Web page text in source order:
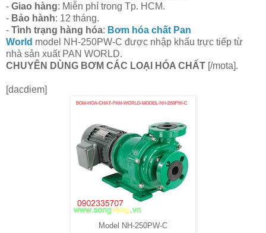
- Giao hàng: Miễn phí trong Tp. HCM.
- Bảo hành: 12 tháng.
- Tình trạng hàng hóa: Bơm hóa chất Pan
World model NH-250PW-C được nhập khẩu trực tiếp từ
nhà sản xuất PAN WORLD.
CHUYÊN DÙNG BƠM CÁC LOẠI HÓA CHẤT [/mota].
[dacdiem]
Model NH-250PW-C